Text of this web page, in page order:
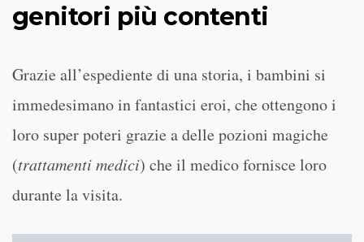
genitori più contenti
Grazie all’espediente di una storia, i bambini si
immedesimano in fantastici eroi, che ottengono i
loro super poteri grazie a delle pozioni magiche
(trattamenti medici) che il medico fornisce loro
durante la visita.